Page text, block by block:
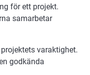
för ett projekt.
samarbetar
varaktighet.
godkända